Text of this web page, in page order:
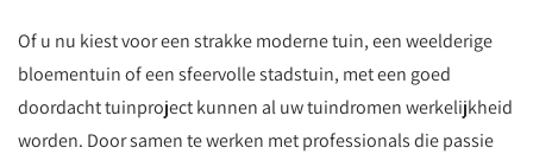
Of u nu kiest voor een strakke moderne tuin, een weelderige
bloementuin of een sfeervolle stadstuin, met een goed
doordacht tuinproject kunnen al uw tuindromen werkelijkheid
worden. Door samen te werken met professionals die passie